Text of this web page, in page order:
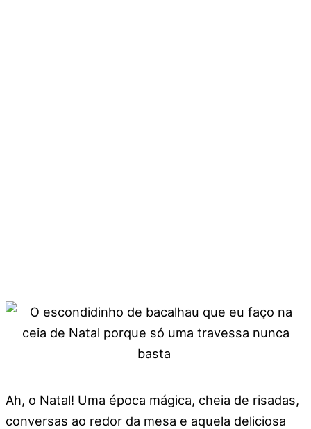
Ah, o Natal! Uma época mágica, cheia de risadas,
conversas ao redor da mesa e aquela deliciosa